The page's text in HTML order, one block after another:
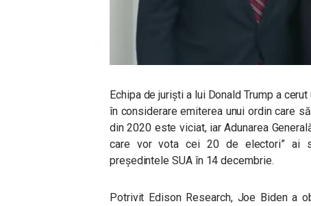
Echipa de juriști a lui Donald Trump a
în considerare emiterea unui ordin care
din 2020 este viciat, iar Adunarea
care vor vota cei 20 de electori” ai
președintele SUA în 14 decembrie.
Potrivit Edison Research, Joe Biden a